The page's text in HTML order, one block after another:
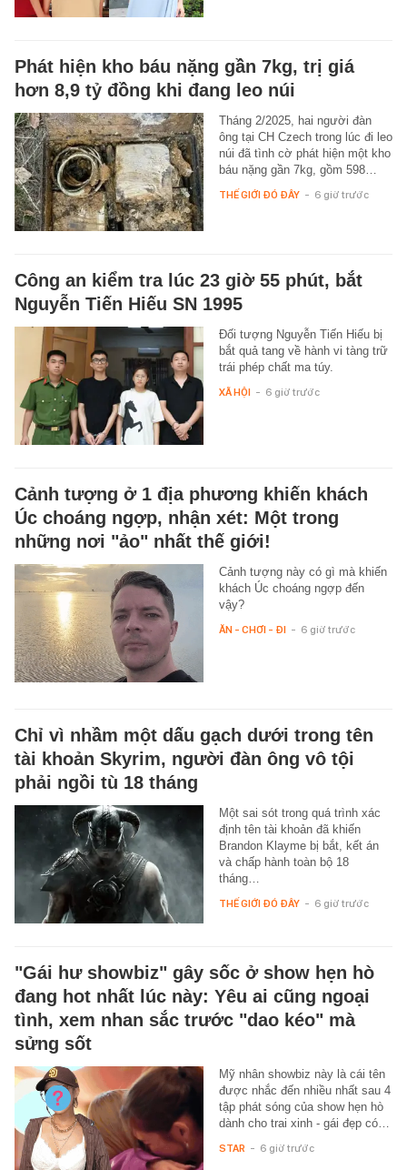
Phát hiện kho báu nặng gần 7kg, trị giá
hơn 8,9 tỷ đồng khi đang leo núi
Tháng 2/2025, hai người đàn
ông tại CH Czech trong lúc đi leo
núi đã tình cờ phát hiện một kho
báu nặng gần 7kg, gồm 598…
THẾ GIỚI ĐÓ ĐÂY - 6 giờ trước
Công an kiểm tra lúc 23 giờ 55 phút, bắt
Nguyễn Tiến Hiếu SN 1995
Đối tượng Nguyễn Tiến Hiếu bị
bắt quả tang về hành vi tàng trữ
trái phép chất ma túy.
XÃ HỘI - 6 giờ trước
Cảnh tượng ở 1 địa phương khiến khách
Úc choáng ngợp, nhận xét: Một trong
những nơi "ảo" nhất thế giới!
Cảnh tượng này có gì mà khiến
khách Úc choáng ngợp đến
vậy?
ĂN - CHƠI - ĐI - 6 giờ trước
Chỉ vì nhầm một dấu gạch dưới trong tên
tài khoản Skyrim, người đàn ông vô tội
phải ngồi tù 18 tháng
Một sai sót trong quá trình xác
định tên tài khoản đã khiến
Brandon Klayme bị bắt, kết án
và chấp hành toàn bộ 18
tháng…
THẾ GIỚI ĐÓ ĐÂY - 6 giờ trước
"Gái hư showbiz" gây sốc ở show hẹn hò
đang hot nhất lúc này: Yêu ai cũng ngoại
tình, xem nhan sắc trước "dao kéo" mà
sửng sốt
Mỹ nhân showbiz này là cái tên
được nhắc đến nhiều nhất sau 4
tập phát sóng của show hẹn hò
dành cho trai xinh - gái đẹp có…
STAR - 6 giờ trước